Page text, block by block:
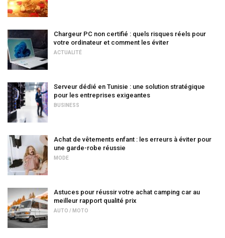
Chargeur PC non certifié : quels risques réels pour
votre ordinateur et comment les éviter
ACTUALITÉ
Serveur dédié en Tunisie : une solution stratégique
pour les entreprises exigeantes
BUSINESS
Achat de vêtements enfant : les erreurs à éviter pour
une garde-robe réussie
MODE
Astuces pour réussir votre achat camping car au
meilleur rapport qualité prix
AUTO / MOTO